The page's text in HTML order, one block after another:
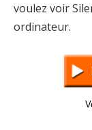
voulez voir
ordinateur.